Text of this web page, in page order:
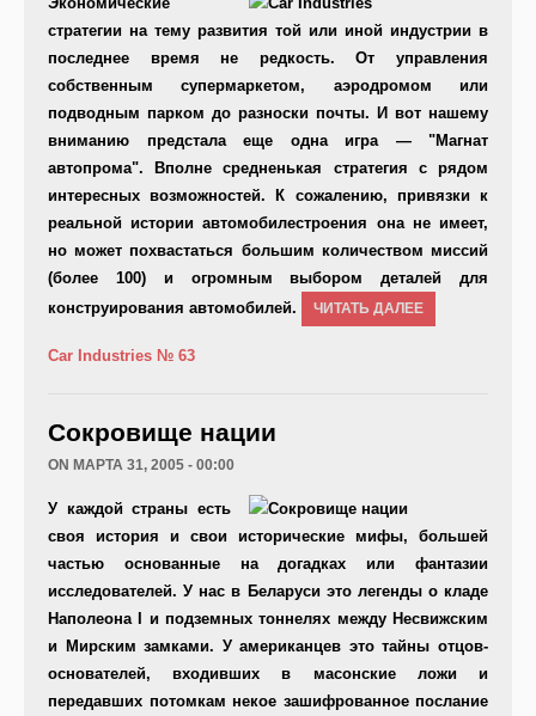
стратегии на тему развития той или иной индустрии в
последнее время не редкость. От управления
собственным супермаркетом, аэродромом или
подводным парком до разноски почты. И вот нашему
вниманию предстала еще одна игра — "Магнат
автопрома". Вполне средненькая стратегия с рядом
интересных возможностей. К сожалению, привязки к
реальной истории автомобилестроения она не имеет,
но может похвастаться большим количеством миссий
(более 100) и огромным выбором деталей для
конструирования автомобилей.
ЧИТАТЬ ДАЛЕЕ
Car Industries № 63
Сокровище нации
ON МАРТА 31, 2005 - 00:00
У каждой страны есть
своя история и свои исторические мифы, большей
частью основанные на догадках или фантазии
исследователей. У нас в Беларуси это легенды о кладе
Наполеона I и подземных тоннелях между Несвижским
и Мирским замками. У американцев это тайны отцов-
основателей, входивших в масонские ложи и
передавших потомкам некое зашифрованное послание